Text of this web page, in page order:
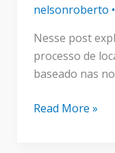
nelsonroberto •
Nesse post
processo de
baseado nas
Aluguel
Read More »